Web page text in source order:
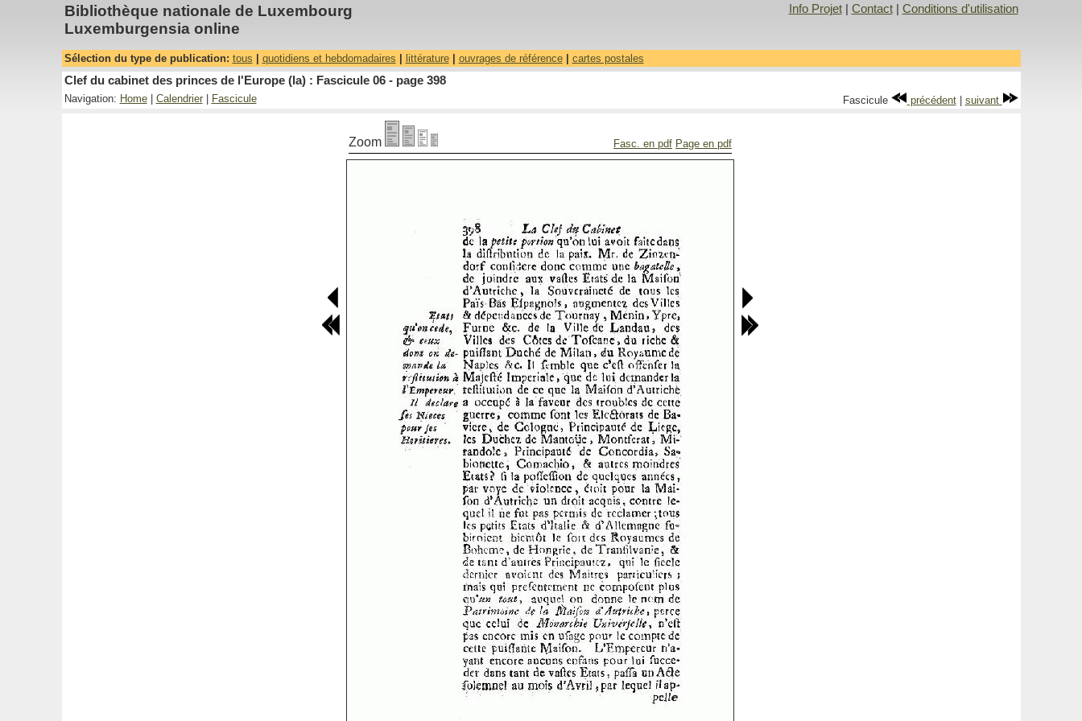
Bibliothèque nationale de Luxembourg
Luxemburgensia online
Info Projet| Contact| Conditions d'utilisation
Sélection du type de publication: tous quotidiens et hebdomadaires littérature| ouvrages de référence| cartes postales
Clef du cabinet des princes de l'Europe (la) : Fascicule 06 - page 398
Navigation: Home| Calendrier| Fascicule Fascicule précédent| suivant
Zoom Fasc. en pdf Page en pdf